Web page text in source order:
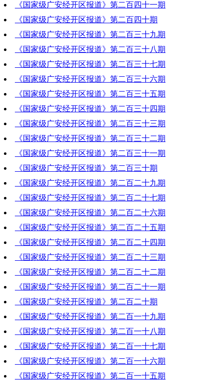
2023-10-26 19:08:43
《国家级广安经开区报道》第二百四十一期
2023-10-19 20:50:04
《国家级广安经开区报道》第二百四十期
2023-10-12 19:15:53
《国家级广安经开区报道》第二百三十九期
2023-10-05 19:46:32
《国家级广安经开区报道》第二百三十八期
2023-09-28 20:21:02
《国家级广安经开区报道》第二百三十七期
2023-09-21 19:55:20
《国家级广安经开区报道》第二百三十六期
2023-09-14 20:07:50
《国家级广安经开区报道》第二百三十五期
2023-09-07 18:53:09
《国家级广安经开区报道》第二百三十四期
2023-08-31 19:03:20
《国家级广安经开区报道》第二百三十三期
2023-08-24 18:51:33
《国家级广安经开区报道》第二百三十二期
2023-08-17 19:25:06
《国家级广安经开区报道》第二百三十一期
2023-08-10 19:42:55
《国家级广安经开区报道》第二百三十期
2023-08-03 19:19:37
《国家级广安经开区报道》第二百二十九期
2023-07-31 10:50:56
《国家级广安经开区报道》第二百二十七期
2023-07-13 18:21:26
《国家级广安经开区报道》第二百二十六期
2023-07-06 19:22:01
《国家级广安经开区报道》第二百二十五期
2023-06-29 19:21:07
《国家级广安经开区报道》第二百二十四期
2023-06-22 18:50:02
《国家级广安经开区报道》第二百二十三期
2023-06-15 19:09:12
《国家级广安经开区报道》第二百二十二期
2023-06-08 19:16:53
《国家级广安经开区报道》第二百二十一期
2023-06-01 19:11:50
《国家级广安经开区报道》第二百二十期
2023-05-25 19:38:20
《国家级广安经开区报道》第二百一十九期
2023-05-18 19:21:20
《国家级广安经开区报道》第二百一十八期
2023-05-11 19:23:49
《国家级广安经开区报道》第二百一十七期
2023-05-04 19:07:18
《国家级广安经开区报道》第二百一十六期
2023-05-04 18:31:58
《国家级广安经开区报道》第二百一十五期